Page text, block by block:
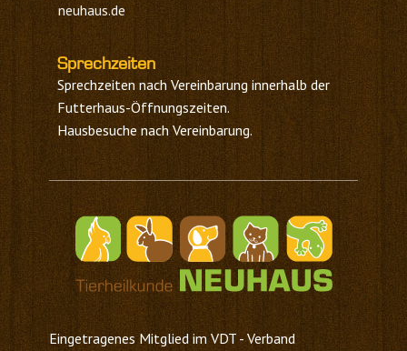
neuhaus.de
Sprechzeiten
Sprechzeiten nach Vereinbarung innerhalb der
Futterhaus-Öffnungszeiten.
Hausbesuche nach Vereinbarung.
Eingetragenes Mitglied im VDT - Verband